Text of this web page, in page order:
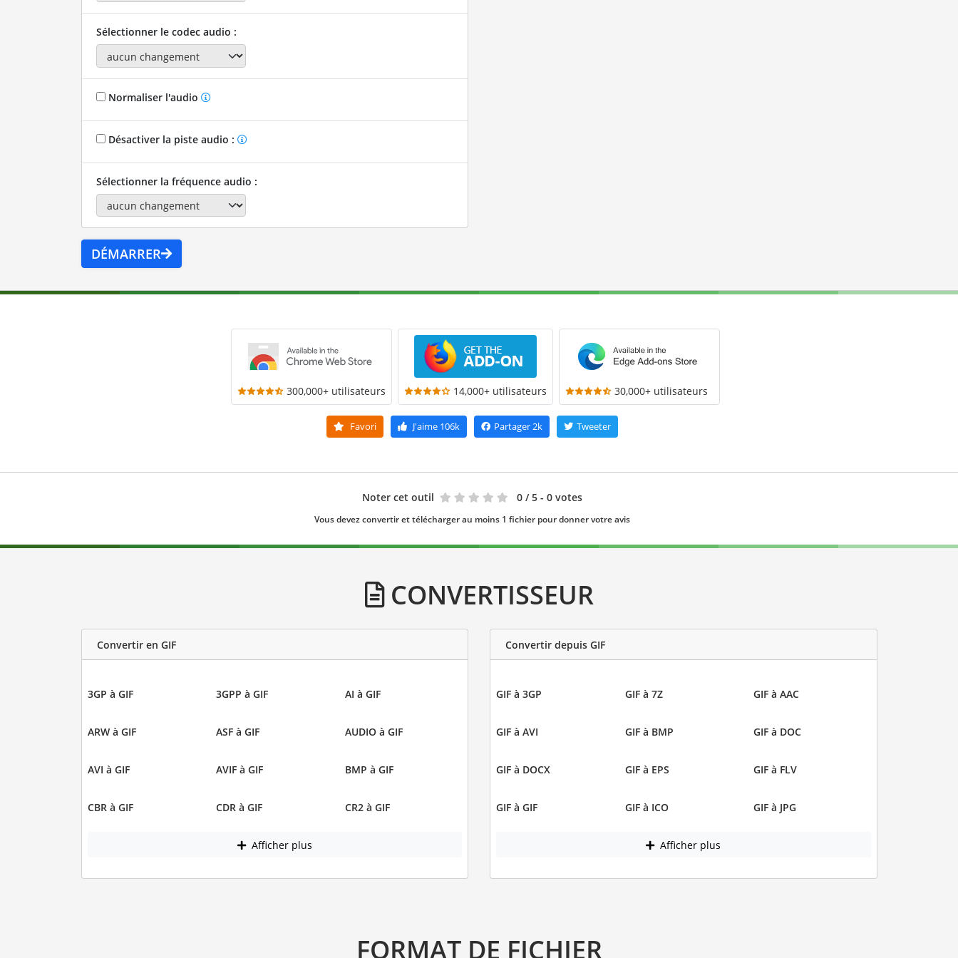
Sélectionner le codec audio :
Normaliser l'audio
Désactiver la piste audio :
Sélectionner la fréquence audio :
DÉMARRER
300,000+ utilisateurs 14,000+ utilisateurs 30,000+ utilisateurs
Favori J'aime106k Partager2k Tweeter
Noter cet outil 0 / 5 - 0 votes
Vous devez convertir et télécharger au moins 1 fichier pour donner votre avis
CONVERTISSEUR
Convertir en GIF
3GP à GIF 3GPP à GIF AI à GIF
ARW à GIF ASF à GIF AUDIO à GIF
AVI à GIF AVIF à GIF BMP à GIF
CBR à GIF CDR à GIF CR2 à GIF
Afficher plus
Convertir depuis GIF
GIF à 3GP GIF à 7Z GIF à AAC
GIF à AVI GIF à BMP GIF à DOC
GIF à DOCX GIF à EPS GIF à FLV
GIF à GIF GIF à ICO GIF à JPG
Afficher plus
FORMAT DE FICHIER